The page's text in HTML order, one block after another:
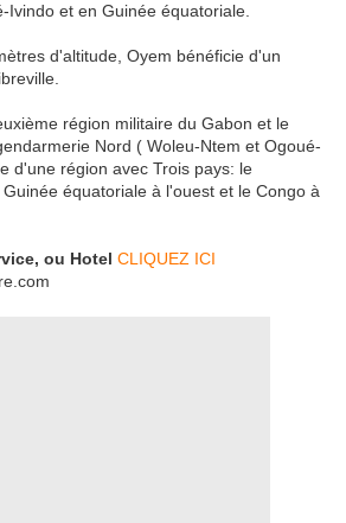
Ivindo et en Guinée équatoriale.
d'altitude, Oyem bénéficie d'un
région militaire du Gabon et le
Nord ( Woleu-Ntem et Ogoué-
d'une région avec Trois pays: le
équatoriale à l'ouest et le Congo à
ou Hotel CLIQUEZ ICI